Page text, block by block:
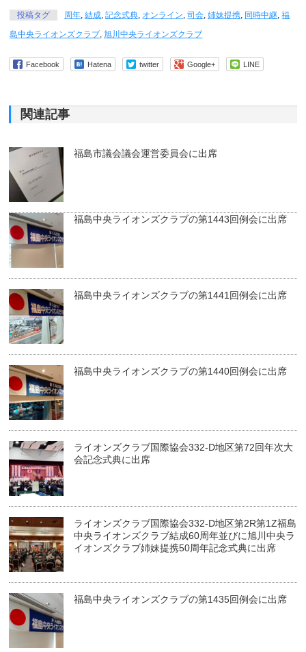
投稿タグ 周年,結成,記念式典, オンライン,司会,姉妹提携, 同時中継,福
島中央ライオンズクラブ,旭川中央ライオンズクラブ
Facebook Hatena twitter Google+ LINE
関連記事
福島市議会議会運営委員会に出席
福島中央ライオンズクラブの第1443回例会に出席
福島中央ライオンズクラブの第1441回例会に出席
福島中央ライオンズクラブの第1440回例会に出席
ライオンズクラブ国際協会332-D地区第72回年次大
会記念式典に出席
ライオンズクラブ国際協会332-D地区第2R第1Z福島
中央ライオンズクラブ結成60周年並びに旭川中央ラ
イオンズクラブ姉妹提携50周年記念式典に出席
福島中央ライオンズクラブの第1435回例会に出席